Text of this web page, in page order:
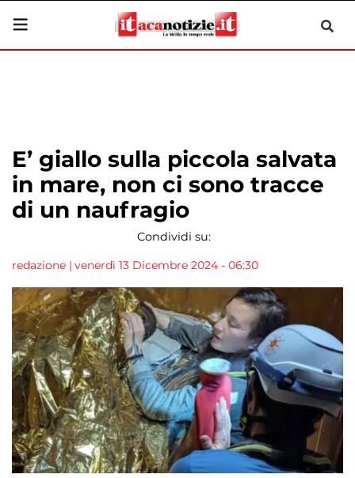
E’ giallo sulla piccola salvata
in mare, non ci sono tracce
di un naufragio
Condividi su:
redazione | venerdì 13 Dicembre 2024 - 06:30